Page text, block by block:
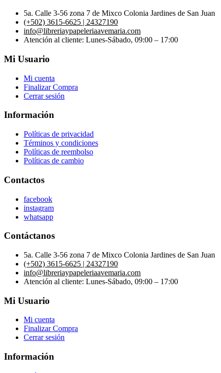
5a. Calle 3-56 zona 7 de Mixco Colonia Jardines de San Juan
(+502) 3615-6625 | 24327190
info@libreriaypapeleriaavemaria.com
Atención al cliente: Lunes-Sábado, 09:00 – 17:00
Mi Usuario
Mi cuenta
Finalizar Compra
Cerrar sesión
Información
Políticas de privacidad
Términos y condiciones
Políticas de reembolso
Políticas de cambio
Contactos
facebook
instagram
whatsapp
Contáctanos
5a. Calle 3-56 zona 7 de Mixco Colonia Jardines de San Juan
(+502) 3615-6625 | 24327190
info@libreriaypapeleriaavemaria.com
Atención al cliente: Lunes-Sábado, 09:00 – 17:00
Mi Usuario
Mi cuenta
Finalizar Compra
Cerrar sesión
Información